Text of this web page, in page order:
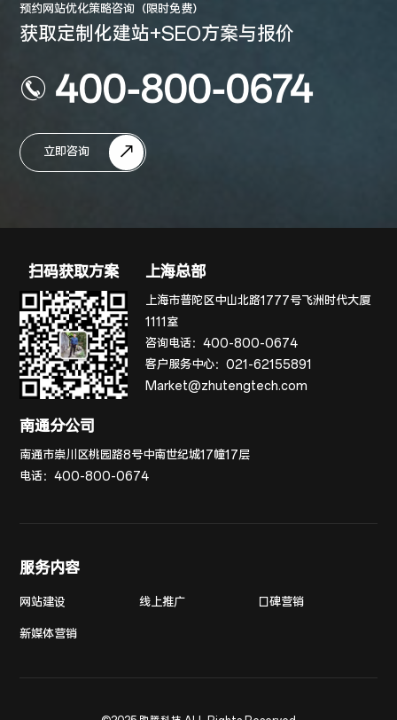
预约网站优化策略咨询（限时免费）
获取定制化建站+SEO方案与报价
400-800-0674
立即咨询
扫码获取方案 上海总部
上海市普陀区中山北路1777号飞洲时代大厦
1111室
咨询电话：400-800-0674
客户服务中心：021-62155891
Market@zhutengtech.com
南通分公司
南通市崇川区桃园路8号中南世纪城17幢17层
电话：400-800-0674
服务内容
网站建设 线上推广 口碑营销
新媒体营销